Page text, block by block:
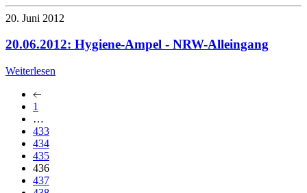
20. Juni 2012
20.06.2012: Hygiene-Ampel - NRW-Alleingang
Weiterlesen
1
…
433
434
435
436
437